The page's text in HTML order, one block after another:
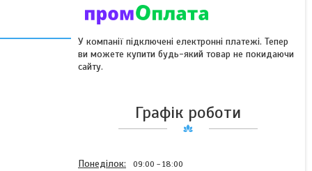
У компанії підключені електронні платежі. Тепер
ви можете купити будь-який товар не покидаючи
сайту.
Графік роботи
Понеділок 09:00 18:00